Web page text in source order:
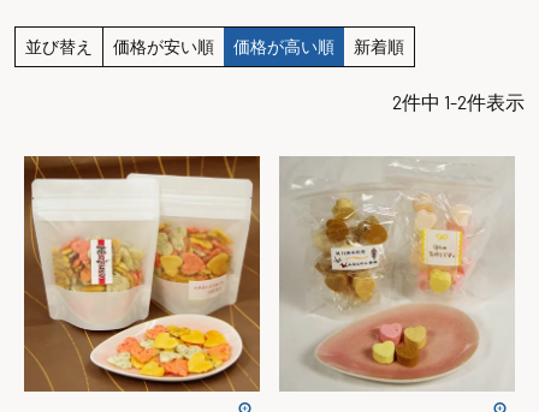
並び替え 価格が安い順 価格が高い順 新着順
2件中 1-2件表示